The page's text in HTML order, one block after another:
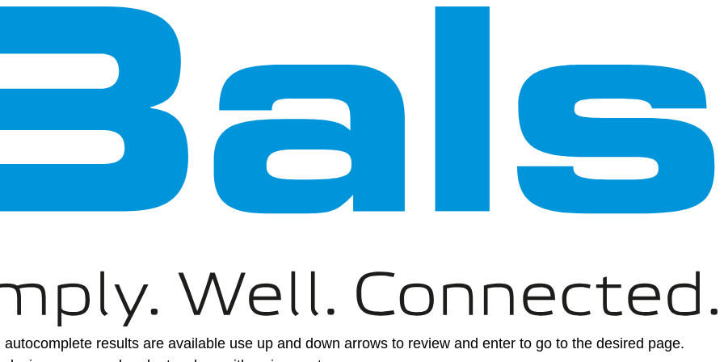
autocomplete results are available use up and down arrows to review and enter to go to the desired page.